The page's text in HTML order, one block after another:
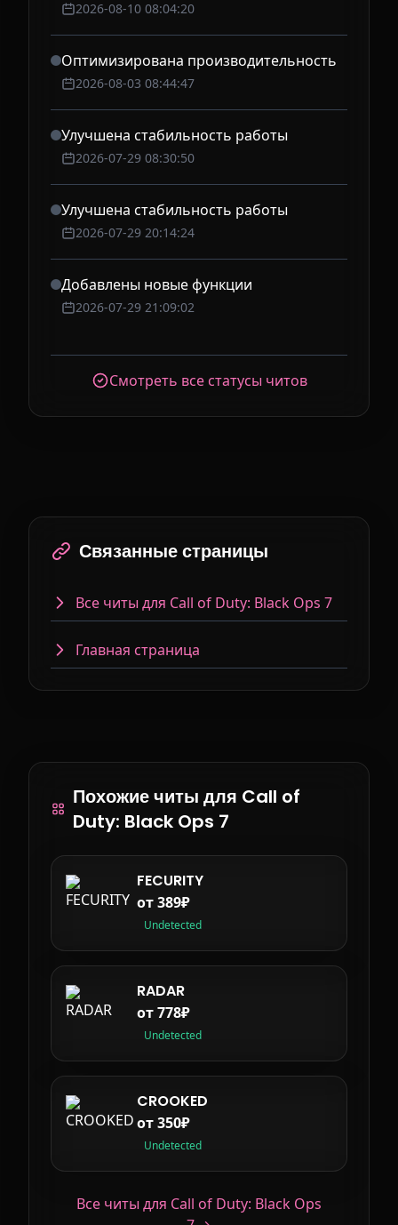
2026-08-10 08:04:20
Оптимизирована производительность
2026-08-03 08:44:47
Улучшена стабильность работы
2026-07-29 08:30:50
Улучшена стабильность работы
2026-07-29 20:14:24
Добавлены новые функции
2026-07-29 21:09:02
Смотреть все статусы читов
Связанные страницы
Все читы для Call of Duty: Black Ops 7
Главная страница
Похожие читы для Call of
Duty: Black Ops 7
FECURITY
от 389₽
Undetected
RADAR
от 778₽
Undetected
CROOKED
от 350₽
Undetected
Все читы для Call of Duty: Black Ops